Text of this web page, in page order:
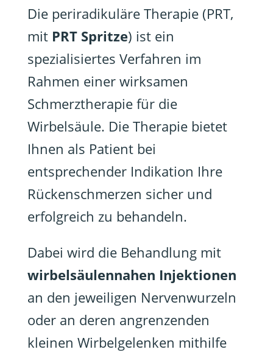
Die periradikuläre Therapie (PRT,
mit PRT Spritze) ist ein
spezialisiertes Verfahren im
Rahmen einer wirksamen
Schmerztherapie für die
Wirbelsäule. Die Therapie bietet
Ihnen als Patient bei
entsprechender Indikation Ihre
Rückenschmerzen sicher und
erfolgreich zu behandeln.
Dabei wird die Behandlung mit
wirbelsäulennahen Injektionen
an den jeweiligen Nervenwurzeln
oder an deren angrenzenden
kleinen Wirbelgelenken mithilfe